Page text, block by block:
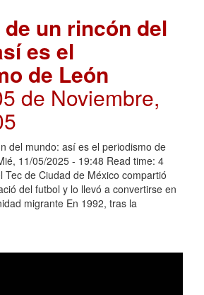
un rincón del
es el
de León
de Noviembre,
del mundo: así es el periodismo de
11/05/2025 - 19:48 Read time: 4
Tec de Ciudad de México compartió
del futbol y lo llevó a convertirse en
migrante En 1992, tras la